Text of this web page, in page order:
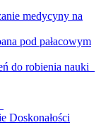
medycyny na
pod pałacowym
do robienia nauki
Doskonałości